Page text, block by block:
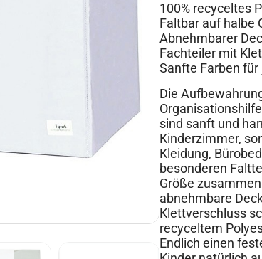
100% recyceltes
Faltbar auf halbe
Abnehmbarer
Fachteiler mit
Sanfte Farben
Die
sind sanft und
Kinderzimmer,
Kleidung,
besonderen
Größe
abnehmbare
Klettverschluss
recyceltem
Endlich einen